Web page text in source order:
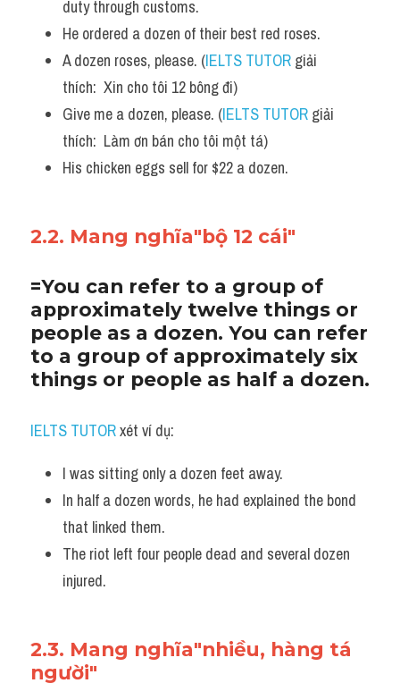
duty through customs.
He ordered a dozen of their best red roses.
A dozen roses, please. (IELTS TUTOR giải
thích:  Xin cho tôi 12 bông đi)
Give me a dozen, please. (IELTS TUTOR giải
thích:  Làm ơn bán cho tôi một tá)
His chicken eggs sell for $22 a dozen.
2.2. Mang nghĩa"bộ 12 cái"
=You can refer to a group of
approximately twelve things or
people as a dozen. You can refer
to a group of approximately six
things or people as half a dozen.
IELTS TUTOR xét ví dụ:
I was sitting only a dozen feet away.
In half a dozen words, he had explained the bond
that linked them.
The riot left four people dead and several dozen
injured.
2.3. Mang nghĩa"nhiều, hàng tá
người"